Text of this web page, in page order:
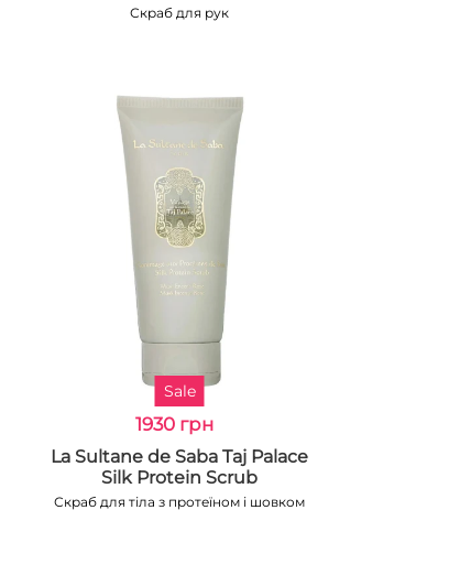
Скраб для рук
Sale
1930 грн
La Sultane de Saba Taj Palace
Silk Protein Scrub
Скраб для тіла з протеїном і шовком